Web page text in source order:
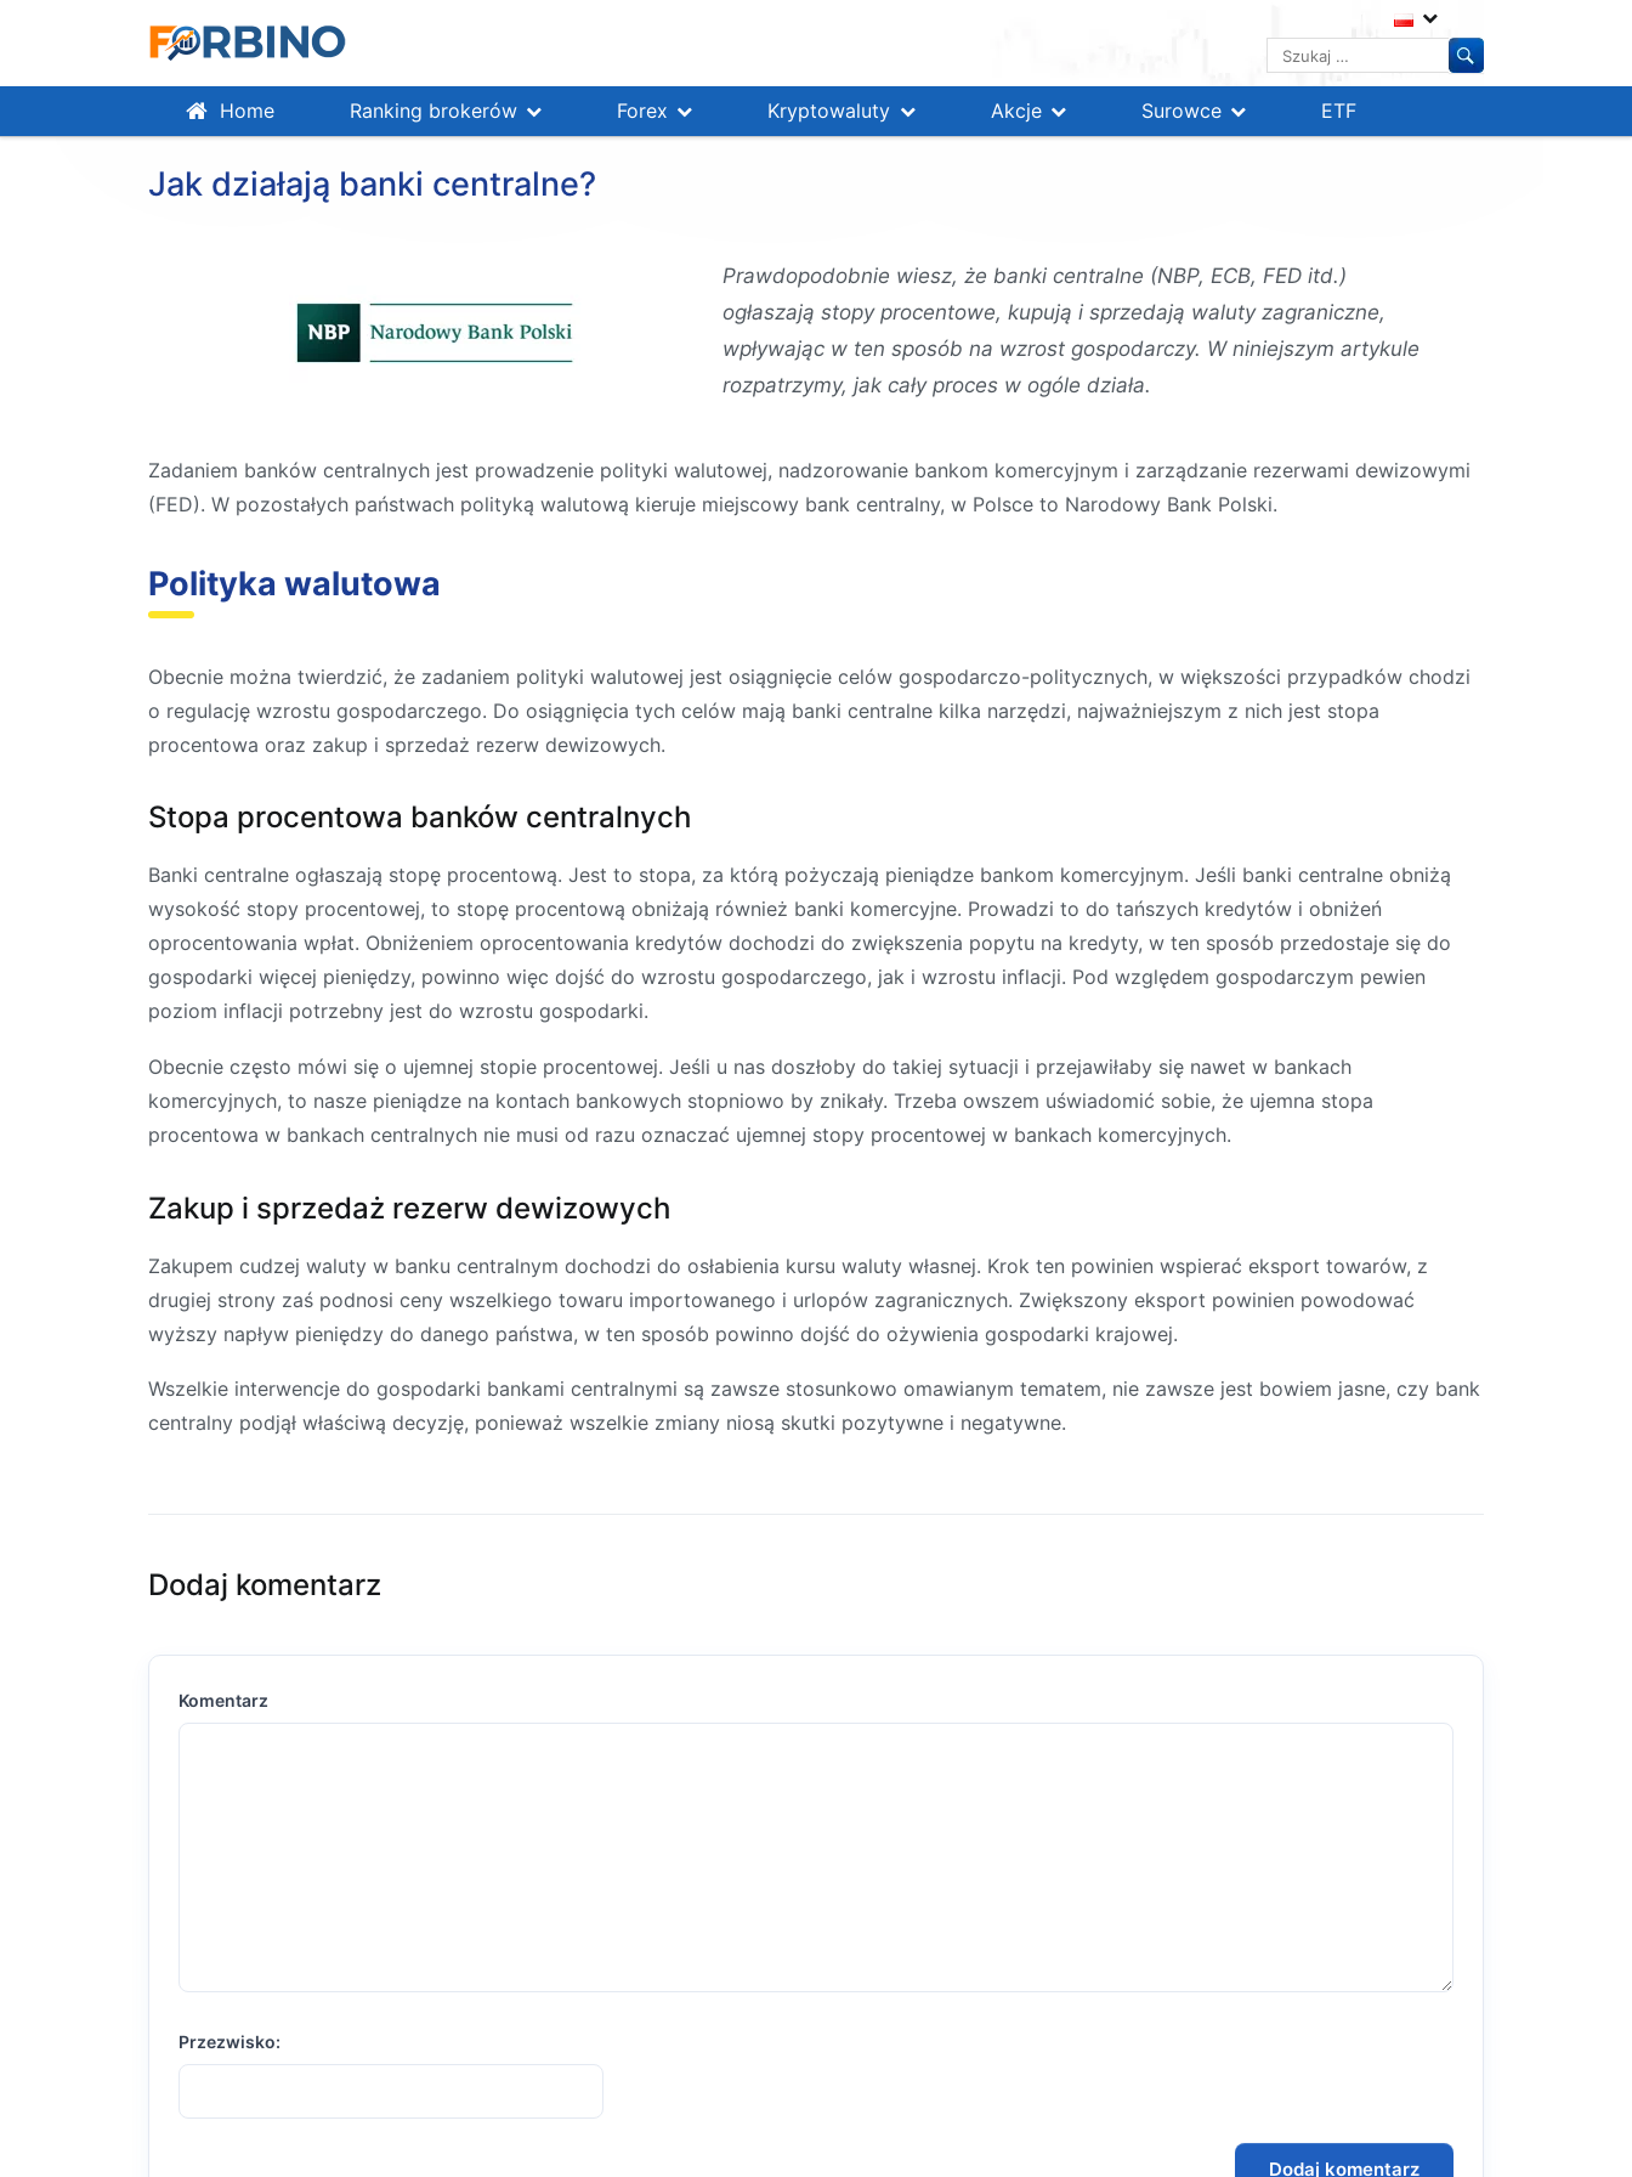
Szukaj:
Home Ranking brokerów Forex Kryptowaluty Akcje Surowce ETF
Jak działają banki centralne?
Prawdopodobnie wiesz, że banki centralne (NBP, ECB, FED itd.)
ogłaszają stopy procentowe, kupują i sprzedają waluty zagraniczne,
wpływając w ten sposób na wzrost gospodarczy. W niniejszym artykule
rozpatrzymy, jak cały proces w ogóle działa.
Zadaniem banków centralnych jest prowadzenie polityki walutowej, nadzorowanie bankom komercyjnym i zarządzanie rezerwami dewizowymi
(FED). W pozostałych państwach polityką walutową kieruje miejscowy bank centralny, w Polsce to Narodowy Bank Polski.
Polityka walutowa
Obecnie można twierdzić, że zadaniem polityki walutowej jest osiągnięcie celów gospodarczo-politycznych, w większości przypadków chodzi
o regulację wzrostu gospodarczego. Do osiągnięcia tych celów mają banki centralne kilka narzędzi, najważniejszym z nich jest stopa
procentowa oraz zakup i sprzedaż rezerw dewizowych.
Stopa procentowa banków centralnych
Banki centralne ogłaszają stopę procentową. Jest to stopa, za którą pożyczają pieniądze bankom komercyjnym. Jeśli banki centralne obniżą
wysokość stopy procentowej, to stopę procentową obniżają również banki komercyjne. Prowadzi to do tańszych kredytów i obniżeń
oprocentowania wpłat. Obniżeniem oprocentowania kredytów dochodzi do zwiększenia popytu na kredyty, w ten sposób przedostaje się do
gospodarki więcej pieniędzy, powinno więc dojść do wzrostu gospodarczego, jak i wzrostu inflacji. Pod względem gospodarczym pewien
poziom inflacji potrzebny jest do wzrostu gospodarki.
Obecnie często mówi się o ujemnej stopie procentowej. Jeśli u nas doszłoby do takiej sytuacji i przejawiłaby się nawet w bankach
komercyjnych, to nasze pieniądze na kontach bankowych stopniowo by znikały. Trzeba owszem uświadomić sobie, że ujemna stopa
procentowa w bankach centralnych nie musi od razu oznaczać ujemnej stopy procentowej w bankach komercyjnych.
Zakup i sprzedaż rezerw dewizowych
Zakupem cudzej waluty w banku centralnym dochodzi do osłabienia kursu waluty własnej. Krok ten powinien wspierać eksport towarów, z
drugiej strony zaś podnosi ceny wszelkiego towaru importowanego i urlopów zagranicznych. Zwiększony eksport powinien powodować
wyższy napływ pieniędzy do danego państwa, w ten sposób powinno dojść do ożywienia gospodarki krajowej.
Wszelkie interwencje do gospodarki bankami centralnymi są zawsze stosunkowo omawianym tematem, nie zawsze jest bowiem jasne, czy bank
centralny podjął właściwą decyzję, ponieważ wszelkie zmiany niosą skutki pozytywne i negatywne.
Dodaj komentarz
Komentarz
Przezwisko: